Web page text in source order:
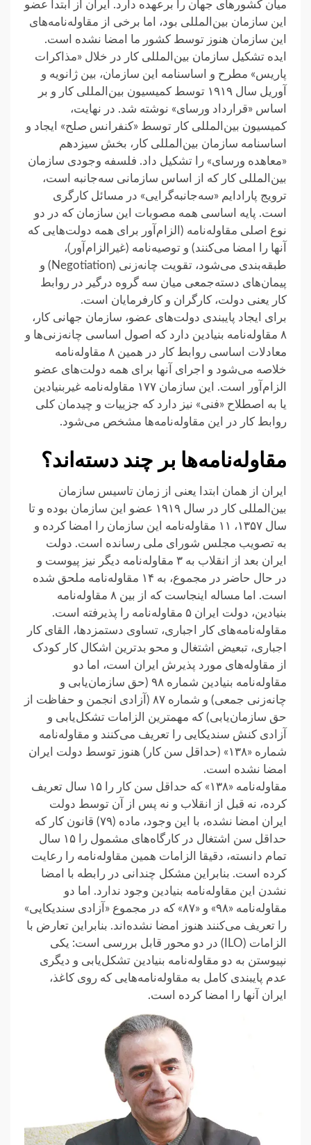
میان کشور‌های جهان را برعهده دارد. ایران از ابتدا عضو
این سازمان بین‌المللی بود، اما برخی از مقاوله‌نامه‌های
این سازمان هنوز توسط کشور ما امضا نشده است.
ایده تشکیل سازمان بین‌المللی کار در خلال «مذاکرات
پاریس» مطرح و اساسنامه این سازمان، بین ژانویه و
آوریل سال ۱۹۱۹ توسط کمیسیون بین‌المللی کار و بر
اساس «قرارداد ورسای» نوشته شد. در نهایت،
کمیسیون بین‌المللی کار توسط «کنفرانس صلح» ایجاد و
اساسنامه سازمان بین‌المللی کار، بخش سیزدهم
«معاهده ورسای» را تشکیل داد. فلسفه وجودی سازمان
بین‌المللی کار که از اساس سازمانی سه‌جانبه است،
ترویج پارادایم «سه‌جانبه‌گرایی» در مسائل کارگری
است. پایه اساسی همه مصوبات این سازمان که در دو
نوع اصلی مقاوله‌نامه (الزام‌آور برای همه دولت‌هایی که
آنها را امضا می‌کنند) و توصیه‌نامه (غیرالزام‌آور)،
طبقه‌بندی می‌شود، تقویت چانه‌زنی (Negotiation) و
پیمان‌های دسته‌جمعی میان سه گروه درگیر در روابط
کار یعنی دولت، کارگران و کارفرمایان است.
برای ایجاد پایبندی دولت‌های عضو، سازمان جهانی کار،
۸ مقاوله‌نامه بنیادین دارد که اصول اساسی چانه‌زنی‌ها و
معادلات اساسی روابط کار در همین ۸ مقاوله‌نامه
خلاصه می‌شود و اجرای آنها برای همه دولت‌های عضو
الزام‌آور است. این سازمان ۱۷۷ مقاوله‌نامه غیربنیادین
یا به اصطلاح «فنی» نیز دارد که جزییات و چیدمان کلی
روابط کار در این مقاوله‌نامه‌ها مشخص می‌شود.
مقاوله‌نامه‌ها بر چند دسته‌اند؟
ایران از همان ابتدا یعنی از زمان تاسیس سازمان
بین‌المللی کار در سال ۱۹۱۹ عضو این سازمان بوده و تا
سال ۱۳۵۷، ۱۱ مقاوله‌نامه این سازمان را امضا کرده و
به تصویب مجلس شورای ملی رسانده است. دولت
ایران بعد از انقلاب به ۳ مقاوله‌نامه دیگر نیز پیوست و
در حال حاضر در مجموع، به ۱۴ مقاوله‌نامه ملحق شده
است. اما مساله اینجاست که از بین ۸ مقاوله‌نامه
بنیادین، دولت ایران ۵ مقاوله‌نامه را پذیرفته است.
مقاوله‌نامه‌های کار اجباری، تساوی دستمزدها، القای کار
اجباری، تبعیض اشتغال و محو بدترین اشکال کار کودک
از مقاوله‌های مورد پذیرش ایران است، اما دو
مقاوله‌نامه بنیادین شماره ۹۸ (حق سازمان‌یابی و
چانه‌زنی جمعی) و شماره ۸۷ (آزادی انجمن و حفاظت از
حق سازمان‌یابی) که مهمترین الزامات تشکل‌یابی و
آزادی کنش سندیکایی را تعریف می‌کنند و مقاوله‌نامه
شماره «۱۳۸» (حداقل سن کار) هنوز توسط دولت ایران
امضا نشده است.
مقاوله‌نامه «۱۳۸» که حداقل سن کار را ۱۵ سال تعریف
کرده، نه قبل از انقلاب و نه پس از آن توسط دولت
ایران امضا نشده، با این وجود، ماده (۷۹) قانون کار که
حداقل سن اشتغال در کارگاه‌های مشمول را ۱۵ سال
تمام دانسته، دقیقا الزامات همین مقاوله‌نامه را رعایت
کرده است. بنابراین مشکل چندانی در رابطه با امضا
نشدن این مقاوله‌نامه بنیادین وجود ندارد. اما دو
مقاوله‌نامه «۹۸» و «۸۷» که در مجموع «آزادی سندیکایی»
را تعریف می‌کنند هنوز امضا نشده‌اند. بنابراین تعارض با
الزامات (ILO) در دو محور قابل بررسی است: یکی
نپیوستن به دو مقاوله‌نامه بنیادین تشکل‌یابی و دیگری
عدم پایبندی کامل به مقاوله‌نامه‌هایی که روی کاغذ،
ایران آنها را امضا کرده است.